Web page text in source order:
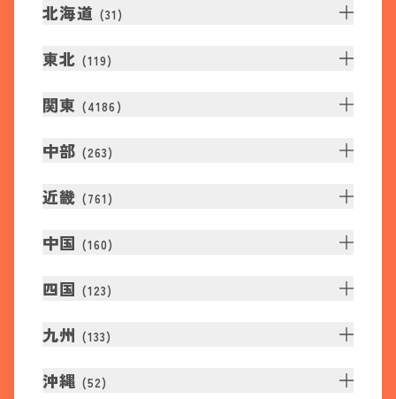
北海道 (31 )
東北 (119)
関東 (4186 )
中部 (263)
近畿 (761 )
中国 (160)
四国 (123)
九州 (133)
沖縄 (52)